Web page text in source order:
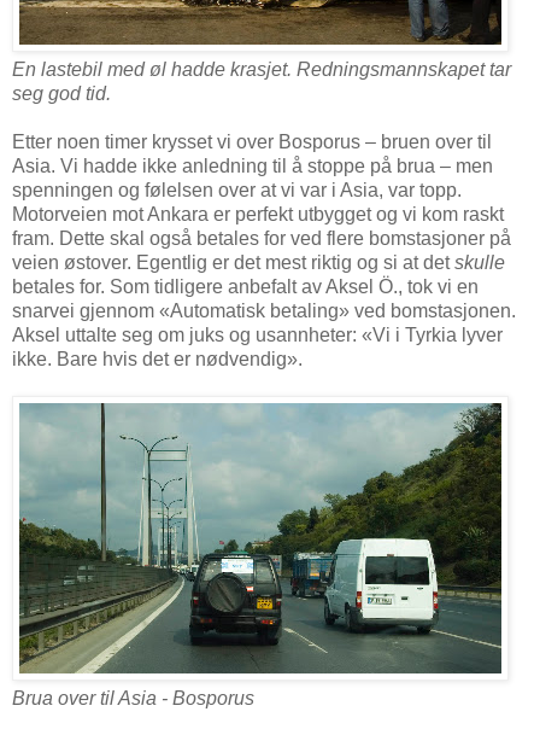
En lastebil med øl hadde krasjet. Redningsmannskapet tar
seg god tid.
Etter noen timer krysset vi over Bosporus – bruen over til
Asia. Vi hadde ikke anledning til å stoppe på brua – men
spenningen og følelsen over at vi var i Asia, var topp.
Motorveien mot Ankara er perfekt utbygget og vi kom raskt
fram. Dette skal også betales for ved flere bomstasjoner på
veien østover. Egentlig er det mest riktig og si at detskulle
betales for. Som tidligere anbefalt av Aksel Ö., tok vi en
snarvei gjennom «Automatisk betaling» ved bomstasjonen.
Aksel uttalte seg om juks og usannheter: «Vi i Tyrkia lyver
ikke. Bare hvis det er nødvendig».
Brua over til Asia - Bosporus